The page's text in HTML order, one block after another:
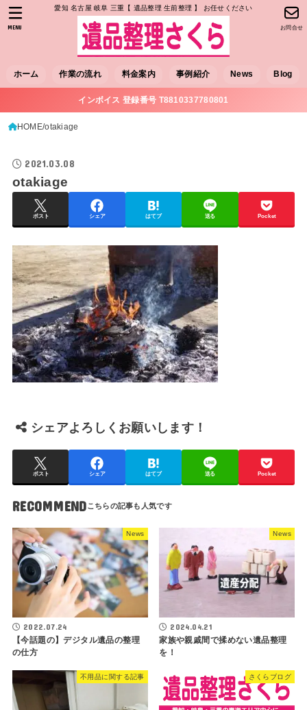
愛知 名古屋 岐阜 三重【 遺品整理 生前整理 】 お任せください
ホーム 作業の流れ 料金案内 事例紹介 News Blog
お問合せ
MENU
インボイス 登録番号 T8810337780801
HOME otakiage
2021.03.08
otakiage
ポスト シェア はてブ 送る Pocket
シェアよろしくお願いします！
ポスト シェア はてブ 送る Pocket
RECOMMEND
News
2022.07.24
【今話題の】デジタル遺品の整理
の仕方
News
2024.04.21
家族や親戚間で揉めない遺品整理
を！
不用品に関する記事 さくらブログ